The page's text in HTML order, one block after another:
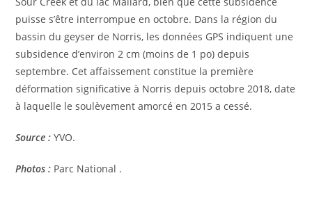
puisse s’être interrompue en octobre. Dans la région du
bassin du geyser de Norris, les données GPS indiquent une
subsidence d’environ 2 cm (moins de 1 po) depuis
septembre. Cet affaissement constitue la première
déformation significative à Norris depuis octobre 2018, date
à laquelle le soulèvement amorcé en 2015 a cessé.
Source : YVO.
Photos : Parc National .